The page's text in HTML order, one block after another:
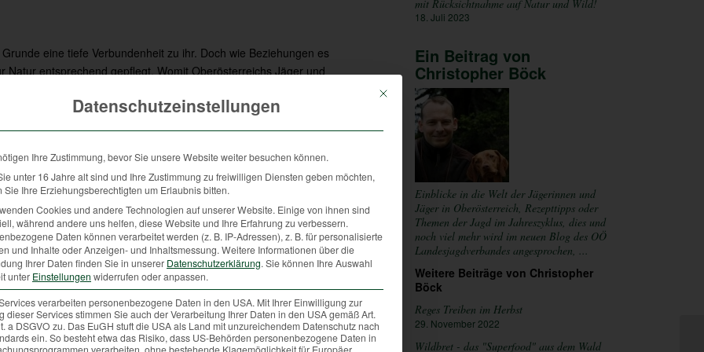
eine tiefe Verbundenheit zu ihr. Doch wie Beziehungen es
entsprechend gepflegt. Womit Oberösterreichs Jäger und
auch die Entnahme von Tieren aus deren Lebensräumen, und
Jagd war und ist die Nutzung natürlicher Ressourcen.
wie bereits erwähnt, für bestimmte Wildtierarten
unterstützt, die anderen, nämlich „Kulturfolger“,
Ziel: Den Erhalt des gesunden und artenreichen
der Jäger zu schützen, sondern verfolgen ausschließlich Ziele
sind die Kontrollorgane des Waldes. Neben der deutlichen
es vor allem auch den Wildverbiss im Wald durch die
verletzte Wildtiere nach dem Tierschutzgesetz von ihren
mit Rücksichtnahme auf Natur und Wild!
18. Juli 2023
Ein Beitrag von
Christopher Böck
Einblicke in die Welt der Jägerinnen und
Jäger in Oberösterreich, Rezepttipps oder
Themen der Jagd im Jahreszyklus, dies und
noch viel mehr wird im neuen Blog des OÖ
Landesjagdverbandes angesprochen, ...
Weitere Beiträge von Christopher
Böck
Reges Treiben im Herbst
29. November 2022
Wildbret - das "Superfood" aus dem Wald
Mit diesem Button wird der Dialog geschlossen. Seine Funktionalität ist
Datenschutzeinstellungen
Ihre Zustimmung, bevor Sie unsere Website weiter besuchen können.
unter 16 Jahre alt sind und Ihre Zustimmung zu freiwilligen Diensten geben möchten,
Sie Ihre Erziehungsberechtigten um Erlaubnis bitten.
Cookies und andere Technologien auf unserer Website. Einige von ihnen sind
während andere uns helfen, diese Website und Ihre Erfahrung zu verbessern.
Daten können verarbeitet werden (z. B. IP-Adressen), z. B. für personalisierte
und Inhalte oder Anzeigen- und Inhaltsmessung. Weitere Informationen über die
Ihrer Daten finden Sie in unserer Datenschutzerklärung. Sie können Ihre Auswahl
unter Einstellungen widerrufen oder anpassen.
verarbeiten personenbezogene Daten in den USA. Mit Ihrer Einwilligung zur
dieser Services stimmen Sie auch der Verarbeitung Ihrer Daten in den USA gemäß Art.
a DSGVO zu. Das EuGH stuft die USA als Land mit unzureichendem Datenschutz nach
ein. So besteht etwa das Risiko, dass US-Behörden personenbezogene Daten in
verarbeiten, ohne bestehende Klagemöglichkeit für Europäer.